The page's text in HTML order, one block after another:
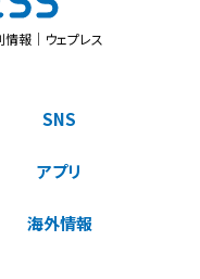
報｜ウェプレス
SNS
アプリ
海外情報